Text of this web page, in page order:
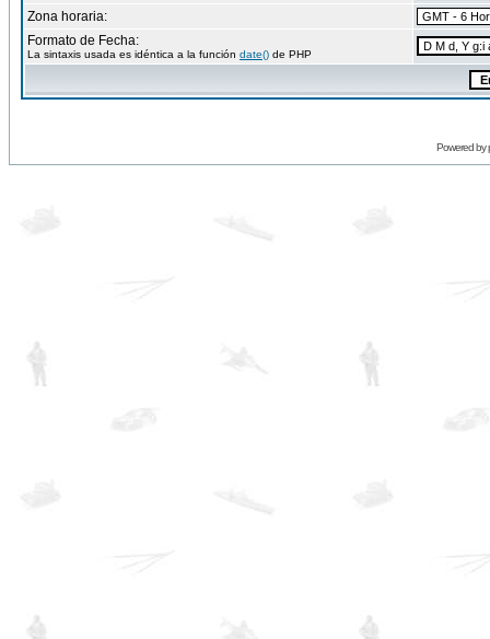
Zona horaria:
Formato de Fecha:
La sintaxis usada es idéntica a la función date() de PHP
Powered by